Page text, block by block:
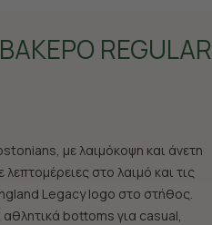
REGULAR
με λαιμόκοψη και άνετη
στο λαιμό και τις
Legacy logo στο στήθος.
bottoms για casual,